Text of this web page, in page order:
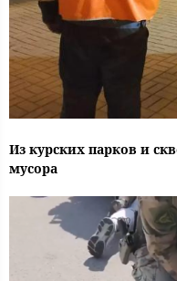
Из курских парков и
мусора